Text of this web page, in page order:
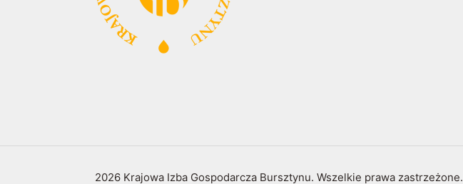
2026 Krajowa Izba Gospodarcza Bursztynu. Wszelkie prawa zastrzeżone.